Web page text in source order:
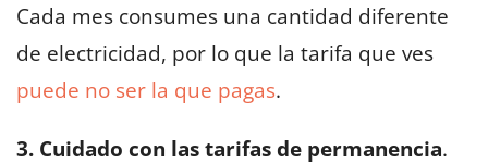
Cada mes consumes una cantidad diferente
de electricidad, por lo que la tarifa que ves
puede no ser la que pagas.
3. Cuidado con las tarifas de permanencia.